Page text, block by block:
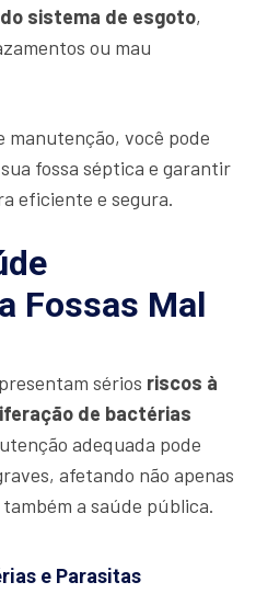
sistema de esgoto,
ou mau
manutenção, você pode
fossa séptica e garantir
eficiente e segura.
Fossas Mal
sérios riscos à
de bactérias
adequada pode
afetando não apenas
a saúde pública.
e Parasitas